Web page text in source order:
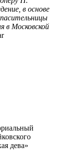
в основе
в Московской
дева»